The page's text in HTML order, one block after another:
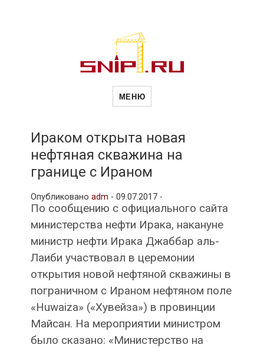
Новости
и
МЕНЮ
Ираком открыта новая
нефтяная скважина на
границе с Ираном
Опубликовано adm - 09.07.2017 -
По сообщению с официального сайта
министерства нефти Ирака, накануне
министр нефти Ирака Джаббар аль-
Лаиби участвовал в церемонии
открытия новой нефтяной скважины в
пограничном с Ираном нефтяном поле
«Huwaiza» («Хувейза») в провинции
Майсан. На мероприятии министром
было сказано: «Министерство на